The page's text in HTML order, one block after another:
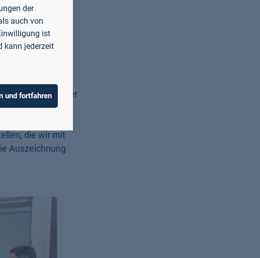
mit
verbracht. Der
der
gerne an die
die wir mit
Auszeichnung
der
auch von
ist
kann jederzeit
und fortfahren